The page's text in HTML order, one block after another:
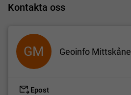
Kontakta oss
GM Geoinfo Mittskåne
Epost